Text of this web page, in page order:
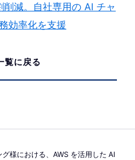
減。自社専用の AI チャ
効率化を支援
覧に戻る
様における、AWS を活用した AI